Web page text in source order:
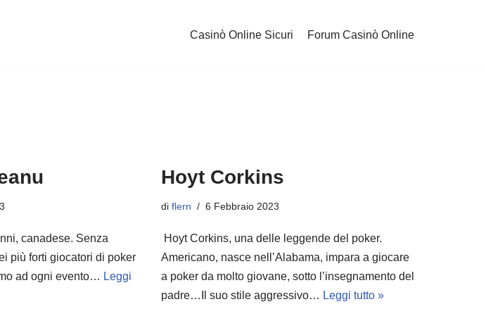
Casinò Online Sicuri Forum Casinò Online
canadese. Senza
più forti giocatori di poker
ad ogni evento… Leggi
Hoyt Corkins
di flern 6 Febbraio 2023
Hoyt Corkins, una delle leggende del poker.
Americano, nasce nell’Alabama, impara a giocare
a poker da molto giovane, sotto l’insegnamento del
padre…Il suo stile aggressivo… Leggi tutto »